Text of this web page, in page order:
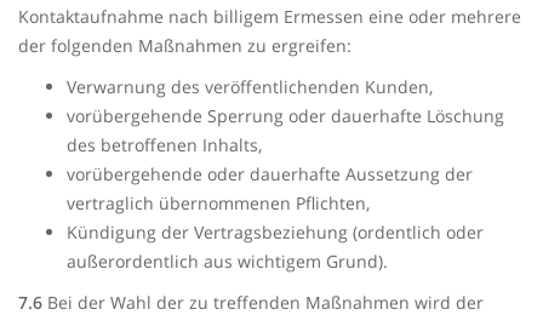
Kontaktaufnahme nach billigem Ermessen eine oder mehrere
der folgenden Maßnahmen zu ergreifen:
Verwarnung des veröffentlichenden Kunden,
vorübergehende Sperrung oder dauerhafte Löschung
des betroffenen Inhalts,
vorübergehende oder dauerhafte Aussetzung der
vertraglich übernommenen Pflichten,
Kündigung der Vertragsbeziehung (ordentlich oder
außerordentlich aus wichtigem Grund).
7.6 Bei der Wahl der zu treffenden Maßnahmen wird der